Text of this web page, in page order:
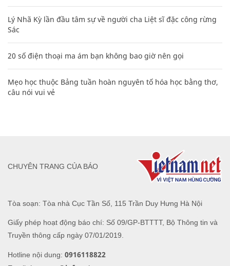
Lý Nhã Kỳ lần đầu tâm sự về người cha Liệt sĩ đặc công rừng
Sác
20 số điện thoại ma ám bạn không bao giờ nên gọi
Mẹo học thuộc Bảng tuần hoàn nguyên tố hóa học bằng thơ,
câu nói vui vẻ
Tòa soạn: Tòa nhà Cục Tần Số, 115 Trần Duy Hưng Hà Nội
Giấy phép hoạt động báo chí: Số 09/GP-BTTTT, Bộ Thông tin và
Truyền thông cấp ngày 07/01/2019.
Hotline nội dung: 0916118822
CHUYÊN TRANG CỦA BÁO